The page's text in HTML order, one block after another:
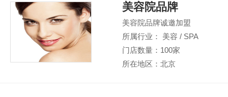
美容院品牌
美容院品牌诚邀加盟
所属行业： 美容 / SPA
门店数量：100家
所在地区：北京